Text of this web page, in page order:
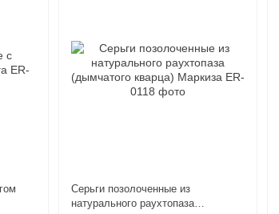
Серьги позолоченные из
натурального раухтопаза